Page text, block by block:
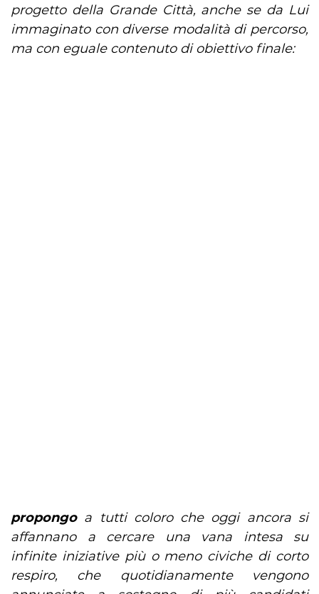
progetto della Grande Città, anche se da Lui
immaginato con diverse modalità di percorso,
ma con eguale contenuto di obiettivo finale:
propongoa tutti coloro che oggi ancora si
affannano a cercare una vana intesa su
infinite iniziative più o meno civiche di corto
respiro, che quotidianamente vengono